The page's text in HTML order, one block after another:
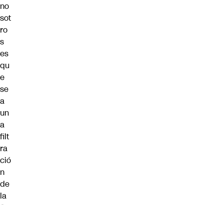
no
sot
ro
s
es
qu
e
se
a
un
a
filt
ra
ció
n
de
la